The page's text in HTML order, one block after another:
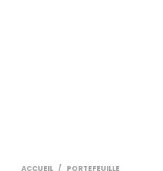
ACCUEIL / PORTEFEUILLE